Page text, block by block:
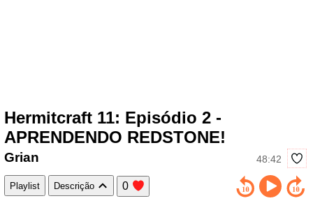
Hermitcraft 11: Episódio 2 -
APRENDENDO REDSTONE!
48:42
Grian
Playlist Descrição 0